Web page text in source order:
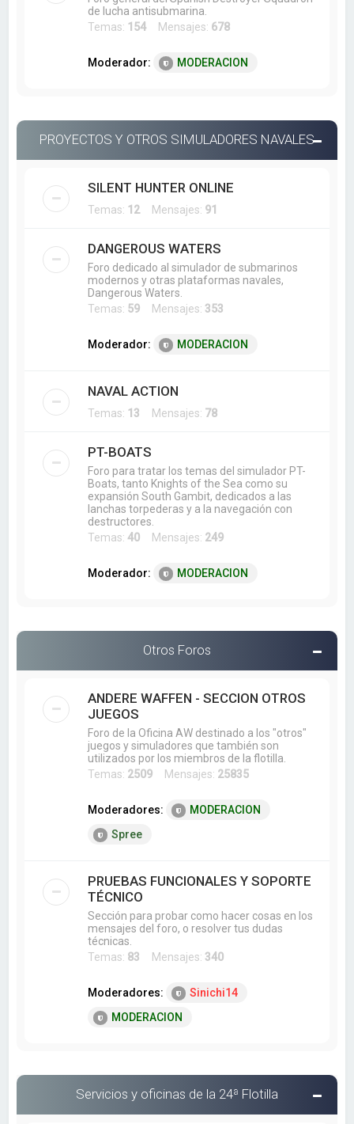
de lucha antisubmarina.
Temas: 154 Mensajes: 678
Moderador: MODERACION
PROYECTOS Y OTROS SIMULADORES NAVALES
SILENT HUNTER ONLINE
Temas: 12Mensajes: 91
DANGEROUS WATERS
Foro dedicado al simulador de submarinos
modernos y otras plataformas navales,
Dangerous Waters.
Temas: 59 Mensajes: 353
Moderador: MODERACION
NAVAL ACTION
Temas: 13 Mensajes: 78
PT-BOATS
Foro para tratar los temas del simulador PT-
Boats, tanto Knights of the Sea como su
expansión South Gambit, dedicados a las
lanchas torpederas y a la navegación con
destructores.
Temas:40 Mensajes: 249
Moderador: MODERACION
Otros Foros
ANDERE WAFFEN - SECCION OTROS
JUEGOS
Foro de la Oficina AW destinado a los "otros"
juegos y simuladores que también son
utilizados por los miembros de la flotilla.
Temas: 2509 Mensajes: 25835
Moderadores:
MODERACION
Spree
PRUEBAS FUNCIONALES Y SOPORTE
TÉCNICO
Sección para probar como hacer cosas en los
mensajes del foro, o resolver tus dudas
técnicas.
Temas: 83 Mensajes: 340
Moderadores:
Sinichi14
MODERACION
Servicios y oficinas de la 24ª Flotilla